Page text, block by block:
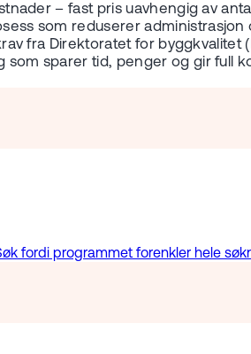
– fast pris uavhengig av
som reduserer administrasjon
fra Direktoratet for byggkvalitet
som sparer tid, penger og gir full
fordi programmet forenkler hele